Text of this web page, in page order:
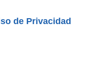
de Privacidad